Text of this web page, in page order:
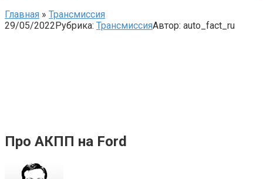
Главная » Трансмиссия
29/05/2022Рубрика: ТрансмиссияАвтор: auto_fact_ru
Про АКПП на Ford